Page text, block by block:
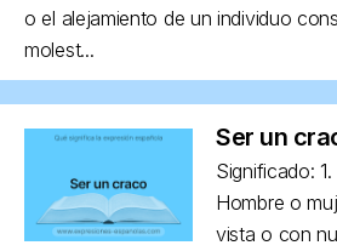
o el alejamiento de un individuo
molest...
Ser un
Significado:
Hombre o
vista o con